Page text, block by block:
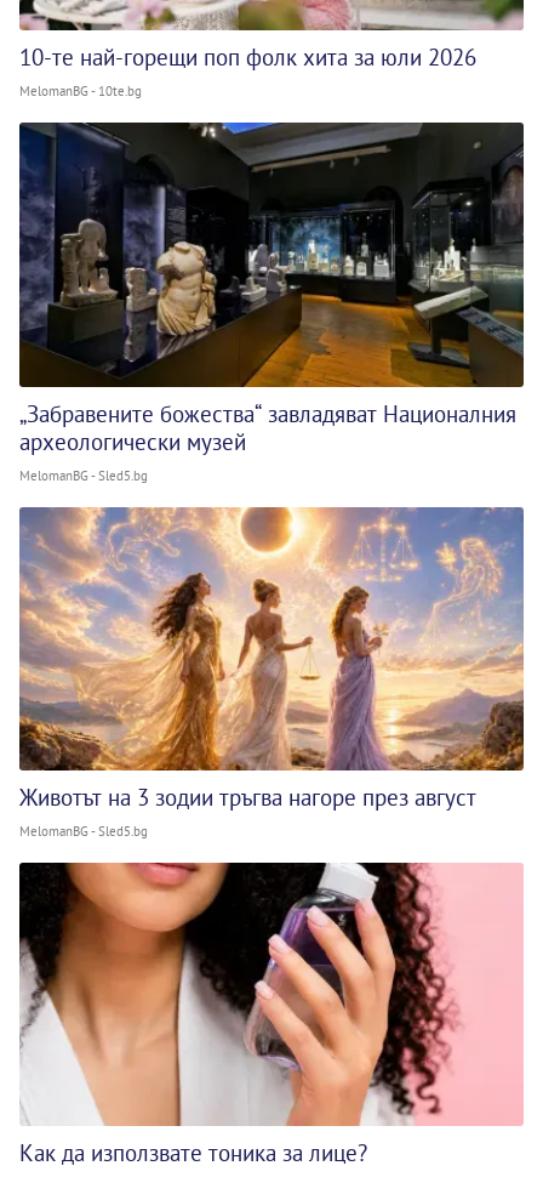
10-те най-горещи поп фолк хита за юли 2026
MelomanBG - 10te.bg
„Забравените божества“ завладяват Националния
археологически музей
MelomanBG - Sled5.bg
Животът на 3 зодии тръгва нагоре през август
MelomanBG - Sled5.bg
Как да използвате тоника за лице?